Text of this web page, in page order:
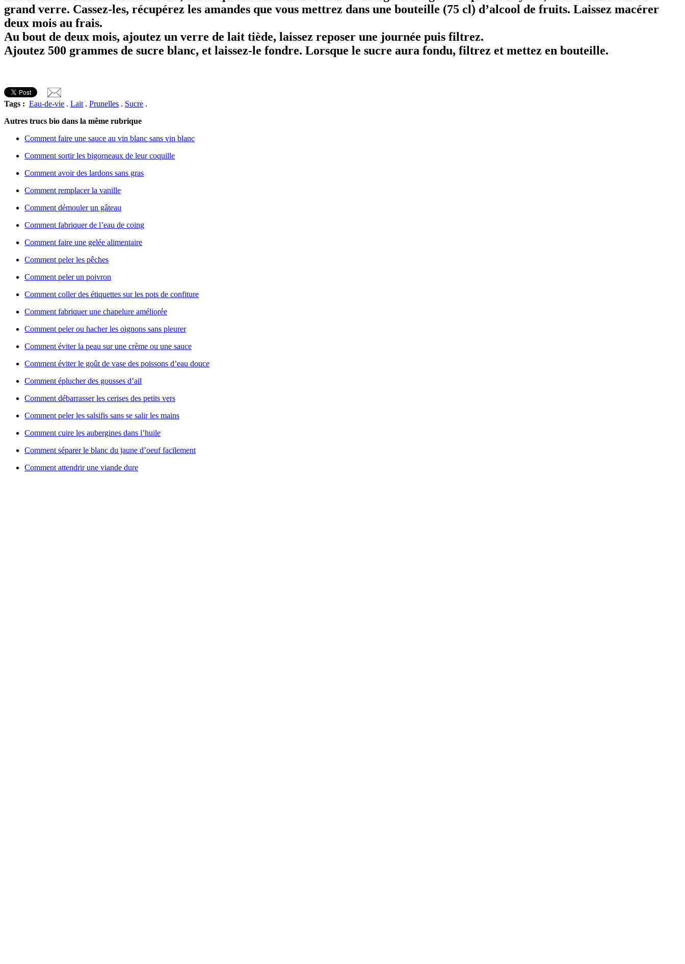
grand verre. Cassez-les, récupérez les amandes que vous mettrez dans une bouteille (75 cl) d’alcool de fruits. Laissez macérer
deux mois au frais.
Au bout de deux mois, ajoutez un verre de lait tiède, laissez reposer une journée puis filtrez.
Ajoutez 500 grammes de sucre blanc, et laissez-le fondre. Lorsque le sucre aura fondu, filtrez et mettez en bouteille.
Tags : Eau-de-vie . Lait . Prunelles . Sucre .
Autres trucs bio dans la même rubrique
Comment faire une sauce au vin blanc sans vin blanc
Comment sortir les bigorneaux de leur coquille
Comment avoir des lardons sans gras
Comment remplacer la vanille
Comment démouler un gâteau
Comment fabriquer de l’eau de coing
Comment faire une gelée alimentaire
Comment peler les pêches
Comment peler un poivron
Comment coller des étiquettes sur les pots de confiture
Comment fabriquer une chapelure améliorée
Comment peler ou hacher les oignons sans pleurer
Comment éviter la peau sur une crème ou une sauce
Comment éviter le goût de vase des poissons d’eau douce
Comment éplucher des gousses d’ail
Comment débarrasser les cerises des petits vers
Comment peler les salsifis sans se salir les mains
Comment cuire les aubergines dans l’huile
Comment séparer le blanc du jaune d’oeuf facilement
Comment attendrir une viande dure